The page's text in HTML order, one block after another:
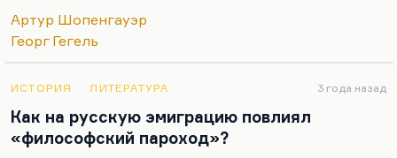
Историческая теория Шопенгауэра, подхваченная
Толстым ( про равнодействующую миллионов
очень нравится. Это моя проблема, ничего не
сделаешь.
Гегеля читать практически невозможно из-за
Артур Шопенгауэр
Георг Гегель
ИСТОРИЯ ЛИТЕРАТУРА 3 года назад
Как на русскую эмиграцию повлиял
«философский пароход»?